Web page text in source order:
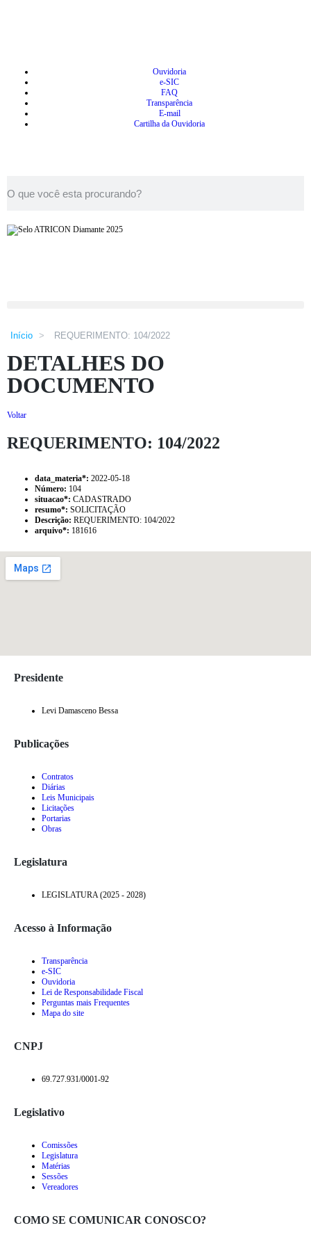
Ouvidoria
e-SIC
FAQ
Transparência
E-mail
Cartilha da Ouvidoria
Início > REQUERIMENTO: 104/2022
DETALHES DO
DOCUMENTO
Voltar
REQUERIMENTO: 104/2022
data_materia*: 2022-05-18
Número: 104
situacao*: CADASTRADO
resumo*: SOLICITAÇÃO
Descrição: REQUERIMENTO: 104/2022
arquivo*: 181616
Presidente
Levi Damasceno Bessa
Publicações
Contratos
Diárias
Leis Municipais
Licitações
Portarias
Obras
Legislatura
LEGISLATURA (2025 - 2028)
Acesso à Informação
Transparência
e-SIC
Ouvidoria
Lei de Responsabilidade Fiscal
Perguntas mais Frequentes
Mapa do site
CNPJ
69.727.931/0001-92
Legislativo
Comissões
Legislatura
Matérias
Sessões
Vereadores
COMO SE COMUNICAR CONOSCO?